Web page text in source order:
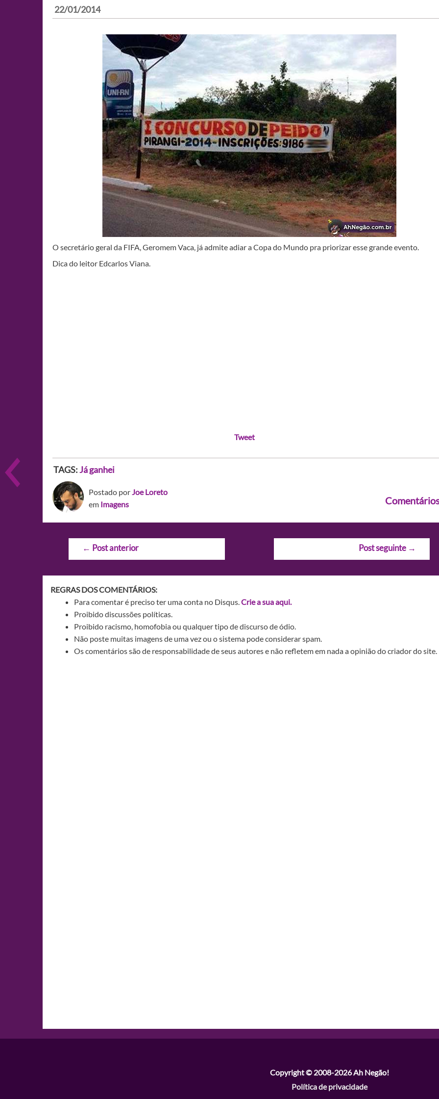
22/01/2014
O secretário geral da FIFA, Geromem Vaca, já admite adiar a Copa do Mundo pra priorizar esse grande evento.
Dica do leitor Edcarlos Viana.
Tweet
TAGS:Já ganhei
Postado porJoe Loreto
em Imagens
Navegação
← Post anterior Post seguinte →
REGRAS DOS COMENTÁRIOS:
Para comentar é preciso ter uma conta no Disqus.Crie a sua aqui.
Proibido discussões políticas.
Proibido racismo, homofobia ou qualquer tipo de discurso de ódio.
Não poste muitas imagens de uma vez ou o sistema pode considerar spam.
Os comentários são de responsabilidade de seus autores e não refletem em nada a opinião do criador do site.
Copyright © 2008-2026Ah Negão!
Política de privacidade